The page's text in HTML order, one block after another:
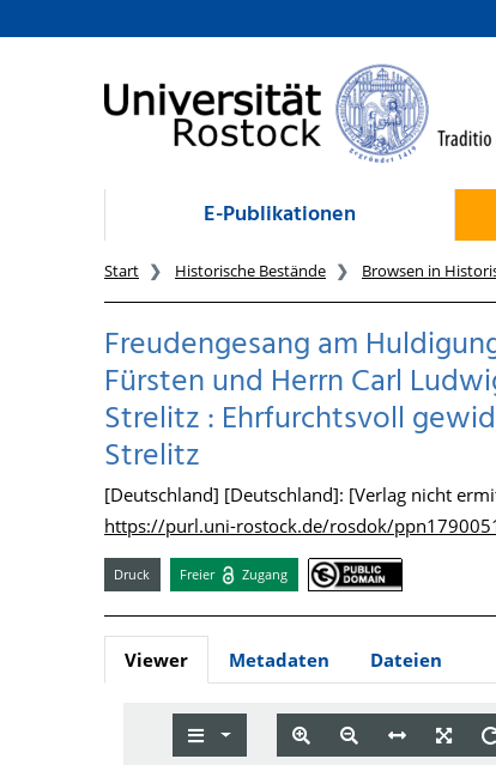
zum Inhalt
E-Publikationen
Start Historische Bestände Browsen in
Freudengesang am
Fürsten und Herrn Carl
Strelitz : Ehrfurchtsvoll
Strelitz
[Deutschland] [Deutschland]: [Verlag nicht
https://purl.uni-rostock.de/rosdok/
Druck Freier Zugang
Viewer Metadaten Dateien